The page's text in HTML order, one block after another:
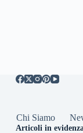
Chi Siamo
Articoli in